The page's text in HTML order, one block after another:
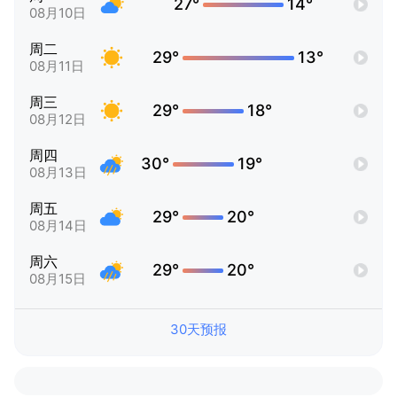
08月10日 27° 14°
周二
08月11日 29° 13°
周三
08月12日 29° 18°
周四
08月13日 30° 19°
周五
08月14日 29° 20°
周六
08月15日 29° 20°
30天预报